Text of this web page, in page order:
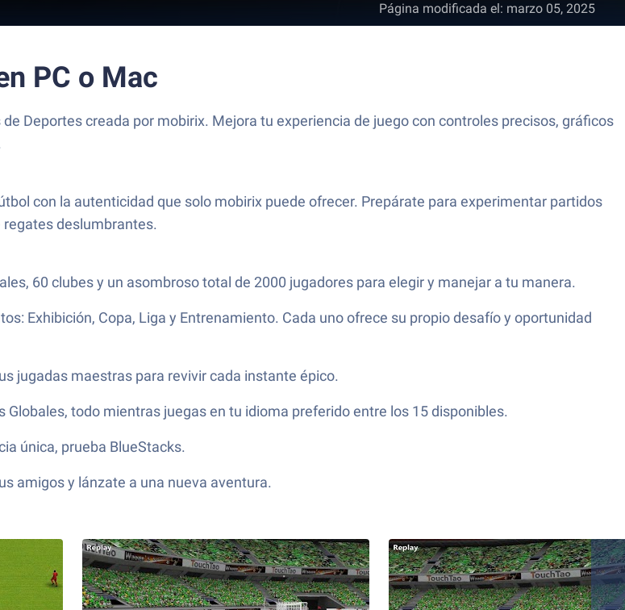
Página modificada el: marzo 05, 2025
PC o Mac
Deportes creada por mobirix. Mejora tu experiencia de juego con controles precisos, gráficos
con la autenticidad que solo mobirix puede ofrecer. Prepárate para experimentar partidos
deslumbrantes.
60 clubes y un asombroso total de 2000 jugadores para elegir y manejar a tu manera.
Exhibición, Copa, Liga y Entrenamiento. Cada uno ofrece su propio desafío y oportunidad
jugadas maestras para revivir cada instante épico.
todo mientras juegas en tu idioma preferido entre los 15 disponibles.
única, prueba BlueStacks.
amigos y lánzate a una nueva aventura.